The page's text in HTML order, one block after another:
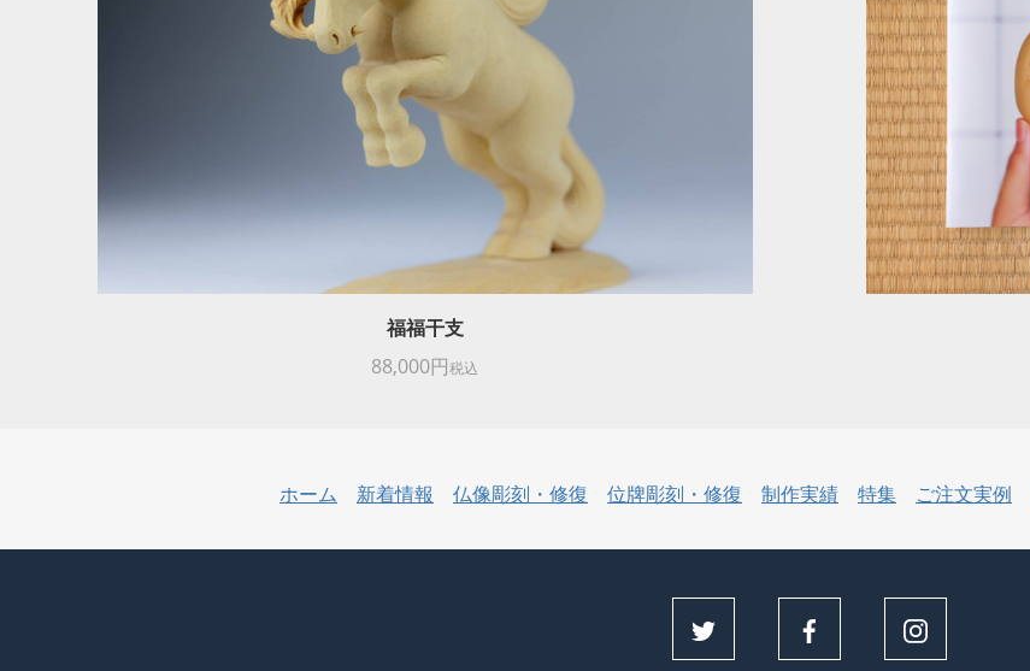
福福干支
88,000円税込
ホーム 新着情報 仏像彫刻・修復 位牌彫刻・修復 制作実績 特集 ご注文実例